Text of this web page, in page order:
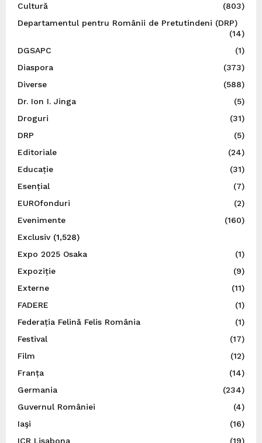
Cultură
(803)
Departamentul pentru Românii de Pretutindeni (DRP)
(14)
DGSAPC
(1)
Diaspora
(373)
Diverse
(588)
Dr. Ion I. Jinga
(5)
Droguri
(31)
DRP
(5)
Editoriale
(24)
Educație
(31)
Esențial
(7)
EUROfonduri
(2)
Evenimente
(160)
Exclusiv(1,528)
Expo 2025 Osaka
(1)
Expoziție
(9)
Externe
(11)
FADERE
(1)
Federația Felină Felis România
(1)
Festival
(17)
Film
(12)
Franța
(14)
Germania
(234)
Guvernul României
(4)
Iaşi
(16)
ICR Lisabona
(19)